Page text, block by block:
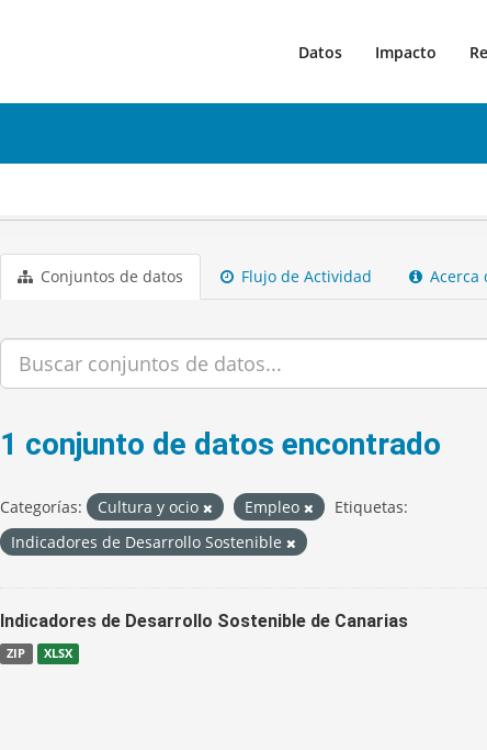
Datos Impacto
Conjuntos de datos Flujo de Actividad Acerca
1 conjunto de datos encontrado
Categorías: Cultura y ocio Empleo
Etiquetas:
Indicadores de Desarrollo Sostenible
Indicadores de Desarrollo Sostenible de Canarias
ZIP XLSX